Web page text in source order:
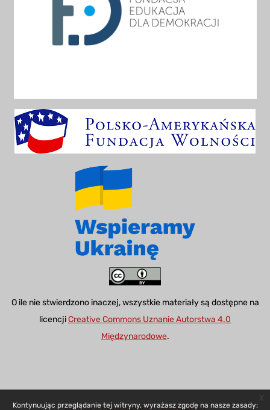
O ile nie stwierdzono inaczej, wszystkie materiały są dostępne na
licencjiCreative Commons Uznanie Autorstwa 4.0
Międzynarodowe.
Kontynuując przeglądanie tej witryny, wyrażasz zgodę na nasze zasady:
x